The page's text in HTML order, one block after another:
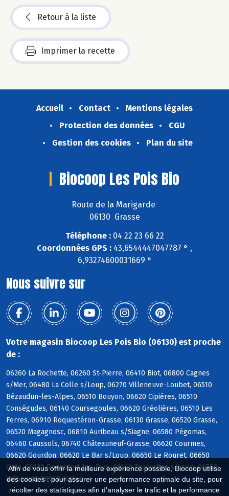
Afin de vous offrir la meilleure expérience possible, Biocoop utilise
des cookies : pour assurer une performance optimale du site, pour
récolter des statistiques afin d'analyser le trafic et la performance
Retour à la liste
Imprimer la recette
Accueil Contact
Mentions légales
Protection des données
CGU
Gestion des cookies
Plan du site
Biocoop Les Pois Bio
Route de la Marigarde
06130 Grasse
Téléphone :04 22 23 66 22
Coordonnées GPS : 43,6544447047787 ° ,
6,93274600031669 °
Nous suivre sur
Votre magasin Biocoop Les Pois Bio (06130) est proche
de :
06260 La Rochette, 06260 St-Pierre, 06410 Biot, 06800 Cagnes
s/Mer, 06480 La Colle s/Loup, 06270 Villeneuve-Loubet, 06510
Bézaudun-les-Alpes, 06510 Bouyon, 06620 Cipières, 06510
Conségudes, 06140 Coursegoules, 06620 Gréolières, 06510 Les
Ferres, 06910 Roquestéron-Grasse, 06130 Grasse, 06520 Grasse,
06520 Magagnosc, 06810 Auribeau s/Siagne, 06580 Pégomas,
06460 Caussols, 06740 Châteauneuf-Grasse, 06620 Courmes,
06620 Gourdon, 06620 Le Bar s/Loup, 06650 Le Rouret, 06650
Opio, 06330 Roquefort-les-Pins, 06140 Tourrettes s/Loup, 06560
Valbonne, 06910 Aiglun